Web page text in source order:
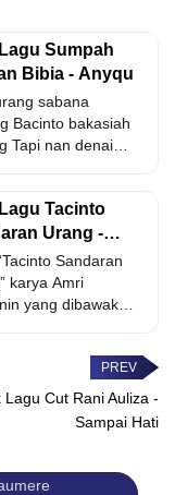
Sumpah
Bibia - Anyqu
sabana
Bacinto bakasiah
Tapi nan denai
Tacinto
Urang -
ThursdilaSandaran
karya Amri
yang dibawakan
Lagu Cut Rani Auliza -
Sampai Hati